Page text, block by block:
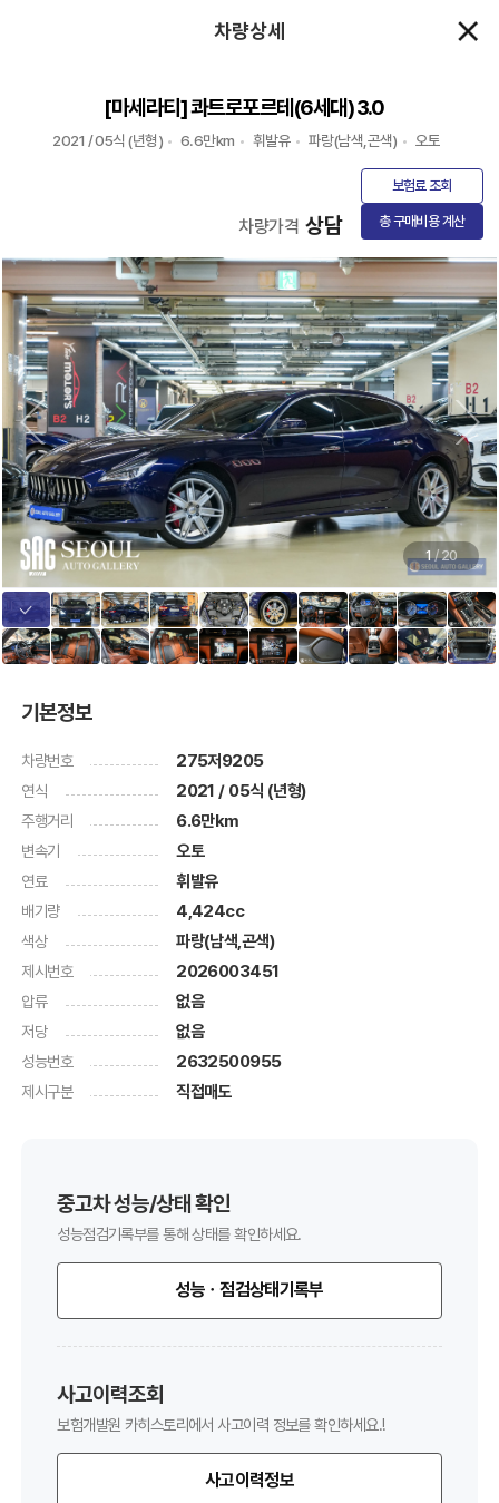
차량상세
[마세라티] 콰트로포르테(6세대) 3.0
2021 / 05식 (년형) 6.6만km 휘발유 파랑(남색,곤색) 오토
차량가격 상담
보험료 조회
총 구매비용 계산
1/20
기본정보
차량번호 275저9205
연식 2021 / 05식 (년형)
주행거리 6.6만km
변속기 오토
연료 휘발유
배기량 4,424cc
색상 파랑(남색,곤색)
제시번호 2026003451
압류 없음
저당 없음
성능번호 2632500955
제시구분 직접매도
중고차 성능/상태 확인
성능점검기록부를 통해 상태를 확인하세요.
성능ㆍ점검상태기록부
사고이력조회
보험개발원 카히스토리에서 사고이력 정보를 확인하세요.!
사고이력정보